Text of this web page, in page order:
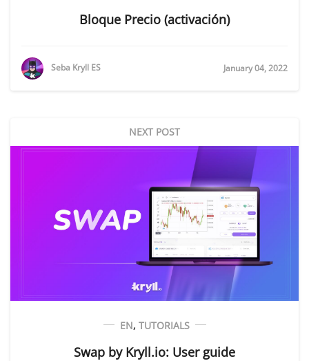
Bloque Precio (activación)
Seba Kryll ES January 04, 2022
NEXT POST
EN, TUTORIALS
Swap by Kryll.io: User guide